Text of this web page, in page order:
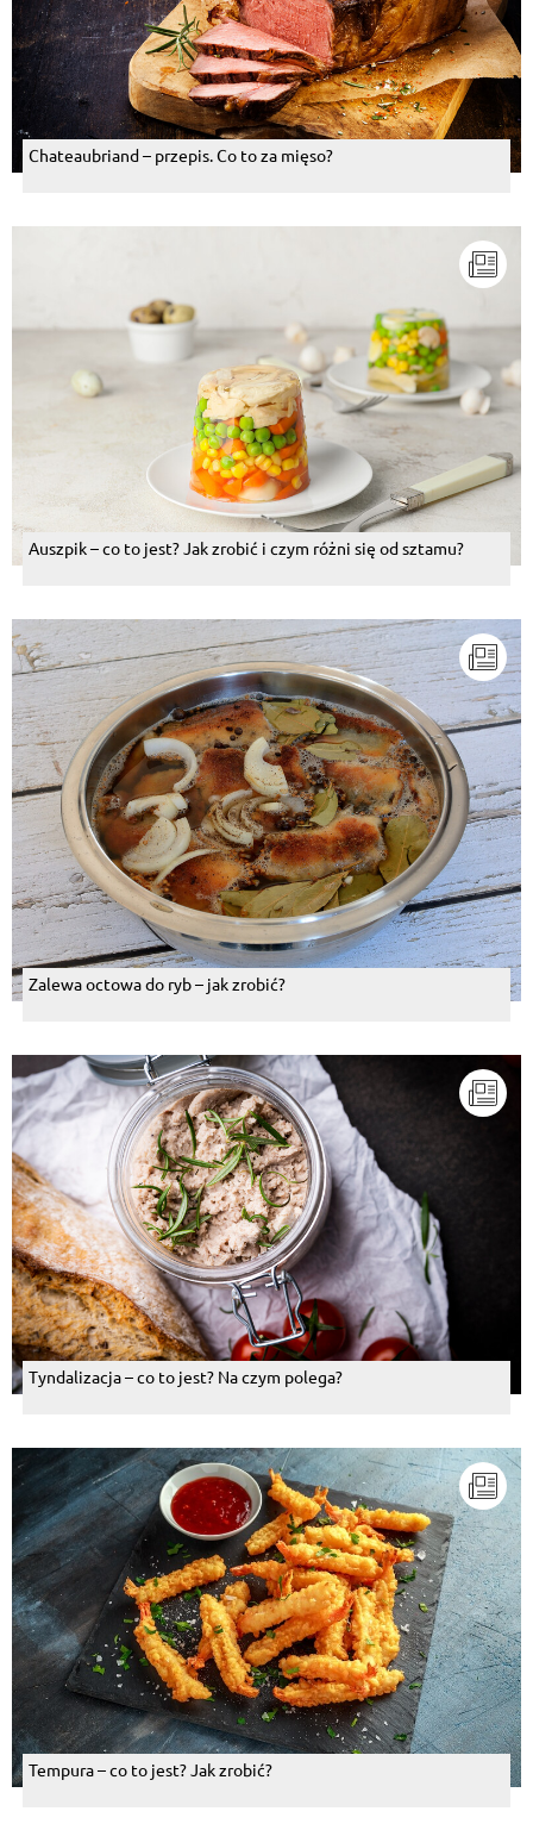
Chateaubriand – przepis. Co to za mięso?
Auszpik – co to jest? Jak zrobić i czym różni się od sztamu?
Zalewa octowa do ryb – jak zrobić?
Tyndalizacja – co to jest? Na czym polega?
Tempura – co to jest? Jak zrobić?